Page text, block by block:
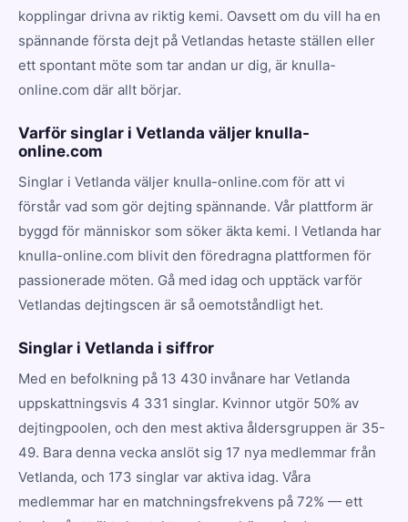
kopplingar drivna av riktig kemi. Oavsett om du vill ha en
spännande första dejt på Vetlandas hetaste ställen eller
ett spontant möte som tar andan ur dig, är knulla-
online.com där allt börjar.
Varför singlar i Vetlanda väljer knulla-
online.com
Singlar i Vetlanda väljer knulla-online.com för att vi
förstår vad som gör dejting spännande. Vår plattform är
byggd för människor som söker äkta kemi. I Vetlanda har
knulla-online.com blivit den föredragna plattformen för
passionerade möten. Gå med idag och upptäck varför
Vetlandas dejtingscen är så oemotståndligt het.
Singlar i Vetlanda i siffror
Med en befolkning på 13 430 invånare har Vetlanda
uppskattningsvis 4 331 singlar. Kvinnor utgör 50% av
dejtingpoolen, och den mest aktiva åldersgruppen är 35-
49. Bara denna vecka anslöt sig 17 nya medlemmar från
Vetlanda, och 173 singlar var aktiva idag. Våra
medlemmar har en matchningsfrekvens på 72% — ett